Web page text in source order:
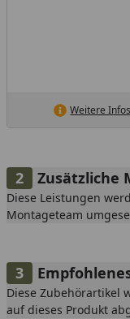
Weitere Infos
Zusätzliche
Diese Leistungen
Montageteam
Diese Zubehörartikel
auf dieses Produkt